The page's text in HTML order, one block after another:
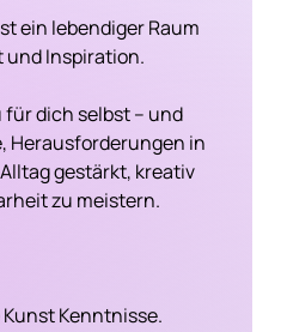
ein lebendiger Raum
und Inspiration.
dich selbst – und
Herausforderungen in
gestärkt, kreativ
zu meistern.
Kenntnisse.